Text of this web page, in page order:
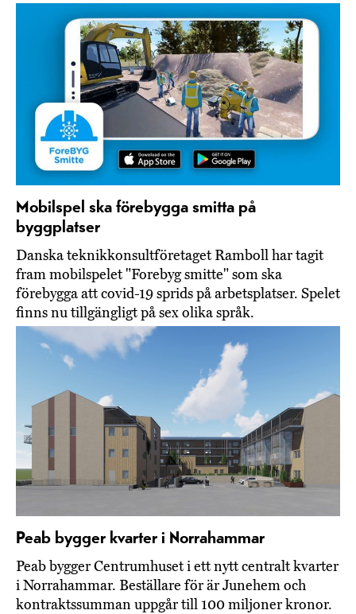
Mobilspel ska förebygga smitta på
byggplatser
Danska teknikkonsultföretaget Ramboll har tagit
fram mobilspelet "Forebyg smitte" som ska
förebygga att covid-19 sprids på arbetsplatser. Spelet
finns nu tillgängligt på sex olika språk.
Peab bygger kvarter i Norrahammar
Peab bygger Centrumhuset i ett nytt centralt kvarter
i Norrahammar. Beställare för är Junehem och
kontraktssumman uppgår till 100 miljoner kronor.